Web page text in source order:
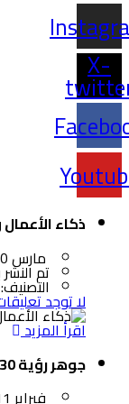
X-
ذكاء
مارس 10, 2026
تم
لا توجد
اقرأ المزيد
جوهر رؤية 2030: تحول إلى الطاقة النظيفة والتكنولوجيا الحديثة
فبراير 11, 2026